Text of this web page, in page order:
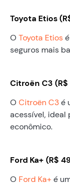
Toyota Etios
O Toyota Etios
seguros mais
Citroën C3
O Citroën C3é
acessível, ideal
econômico.
Ford Ka+ (R$
O Ford Ka+é